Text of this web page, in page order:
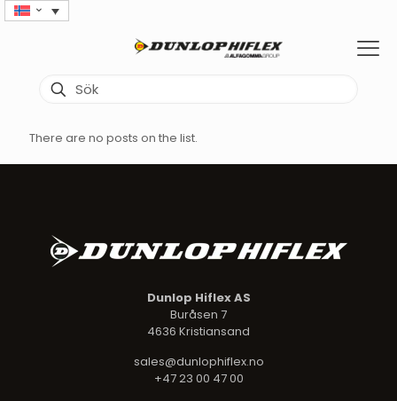
There are no posts on the list.
Dunlop Hiflex AS
Buråsen 7
4636 Kristiansand
sales@dunlophiflex.no
+47 23 00 47 00